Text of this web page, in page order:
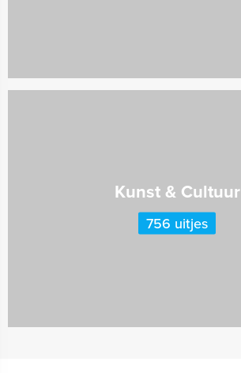
Kunst & Cultuur
756 uitjes